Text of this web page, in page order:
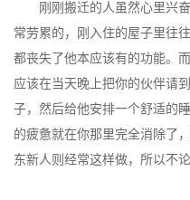
刚刚搬迁的人虽然心里兴奋
常劳累的，刚入住的屋子里往
都丧失了他本应该有的功能。
应该在当天晚上把你的伙伴请
子，然后给他安排一个舒适的
的疲惫就在你那里完全消除了
东新人则经常这样做，所以不